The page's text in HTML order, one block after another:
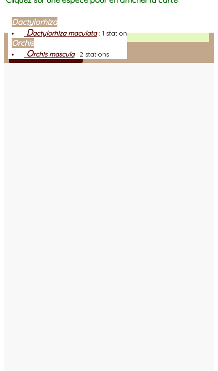
Facebook
Connexion adhérent
Dactylorhiza
Dactylorhiza maculata: 1 station
Orchis
Orchis mascula: 2 stations